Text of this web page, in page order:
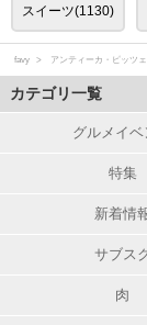
スイーツ(1130)
favy アンティーカ・ピッツ
カテゴリ一覧
グルメイベ
特集
新着情
サブス
肉